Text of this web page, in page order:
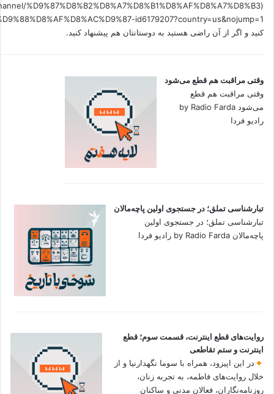
%D9%87%D8%B2%D8%A7%D8%B1%D8%AF%D8%A7%D8%B3
کنید و اگر از آن راضی هستید به دوستانتان هم پیشنهاد کنید.
وقتی مراقبت هم قطع می‌شود
وقتی مراقبت هم قطع
می‌شود by Radio Farda
رادیو فردا
تبارشناسی تملق؛ در جستجوی اولین‌ پاچه‌مالان
تبارشناسی تملق؛ در جستجوی اولین‌
پاچه‌مالان by Radio Farda رادیو فردا
روایت‌های قطع اینترنت، قسمت سوم؛ قطع
اینترنت و ستم تقاطعی
در این اپیزود، همراه با سوما نگهدارنیا و از
خلال روایت‌های فاطمه، به تجربه زنان،
روزنامه‌نگاران، فعالان مدنی و ساکنان